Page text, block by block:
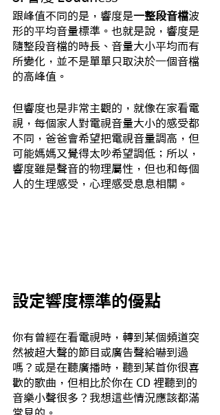
跟峰值不同的是，響度是一整段音檔波
形的平均音量標準。也就是說，響度是
隨整段音檔的時長、音量大小平均而有
所變化，並不是單單只取決於一個音檔
的高峰值。
但響度也是非常主觀的，就像在家看電
視，每個家人對電視音量大小的感受都
不同，爸爸會希望把電視音量調高，但
可能媽媽又覺得太吵希望調低；所以，
響度雖是聲音的物理屬性，但也和每個
人的生理感受，心理感受息息相關。
設定響度標準的優點
你有曾經在看電視時，轉到某個頻道突
然被超大聲的節目或廣告聲給嚇到過
嗎？或是在聽廣播時，聽到某首你很喜
歡的歌曲，但相比於你在 CD 裡聽到的
音樂小聲很多？我想這些情況應該都滿
常見的。